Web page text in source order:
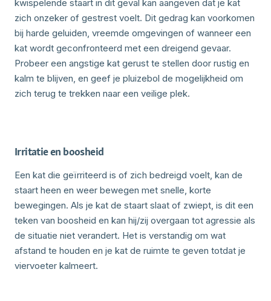
kwispelende staart in dit geval kan aangeven dat je kat
zich onzeker of gestrest voelt. Dit gedrag kan voorkomen
bij harde geluiden, vreemde omgevingen of wanneer een
kat wordt geconfronteerd met een dreigend gevaar.
Probeer een angstige kat gerust te stellen door rustig en
kalm te blijven, en geef je pluizebol de mogelijkheid om
zich terug te trekken naar een veilige plek.
Irritatie en boosheid
Een kat die geïrriteerd is of zich bedreigd voelt, kan de
staart heen en weer bewegen met snelle, korte
bewegingen. Als je kat de staart slaat of zwiept, is dit een
teken van boosheid en kan hij/zij overgaan tot agressie als
de situatie niet verandert. Het is verstandig om wat
afstand te houden en je kat de ruimte te geven totdat je
viervoeter kalmeert.